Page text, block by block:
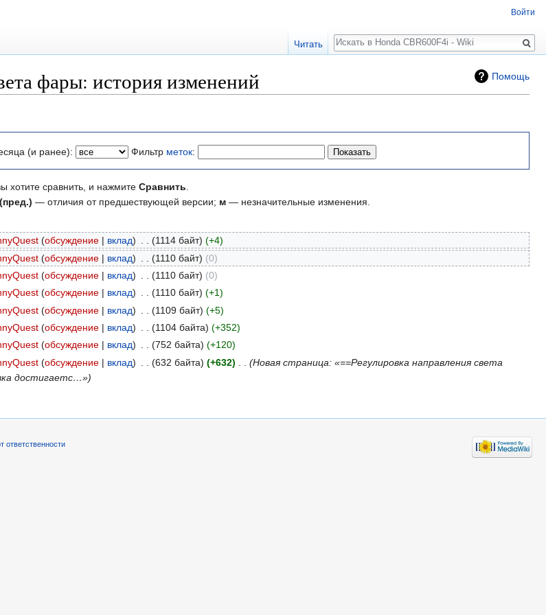
Помощь
фары: история изменений
(и ранее): Фильтр меток:
хотите сравнить, и нажмите Сравнить
(пред.) — отличия от предшествующей версии; м — незначительные изменения.
обсуждение вклад 1114 байт
+4
обсуждение вклад 1110 байт
0
обсуждение вклад 1110 байт
0
обсуждение вклад 1110 байт
+1
обсуждение вклад 1109 байт
+5
обсуждение вклад 1104 байта
+352
обсуждение вклад 752 байта
+120
обсуждение вклад 632 байта +632
Новая страница: «==Регулировка направления света
достигаетс…»
Войти
Читать
Поиск
ответственности